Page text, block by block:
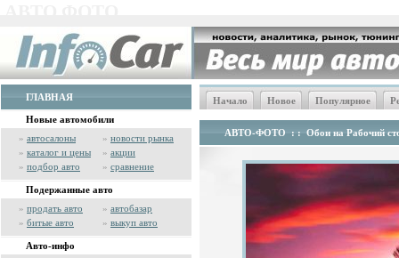
ГЛАВНАЯ
Новые автомобили
» автосалоны » новости рынка
» каталог и цены » акции
» подбор авто » сравнение
Подержанные авто
» продать авто » автобазар
» битые авто » выкуп авто
Авто-инфо
Начало Новое Популярное
АВТО-ФОТО : : Обои на Рабочий